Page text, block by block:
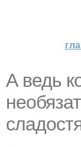
А ведь